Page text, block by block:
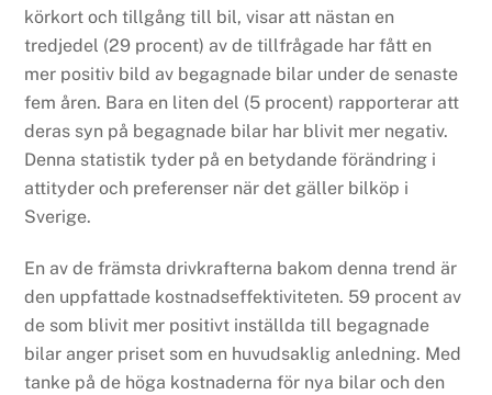
körkort och tillgång till bil, visar att nästan en
tredjedel (29 procent) av de tillfrågade har fått en
mer positiv bild av begagnade bilar under de senaste
fem åren. Bara en liten del (5 procent) rapporterar att
deras syn på begagnade bilar har blivit mer negativ.
Denna statistik tyder på en betydande förändring i
attityder och preferenser när det gäller bilköp i
Sverige.
En av de främsta drivkrafterna bakom denna trend är
den uppfattade kostnadseffektiviteten. 59 procent av
de som blivit mer positivt inställda till begagnade
bilar anger priset som en huvudsaklig anledning. Med
tanke på de höga kostnaderna för nya bilar och den